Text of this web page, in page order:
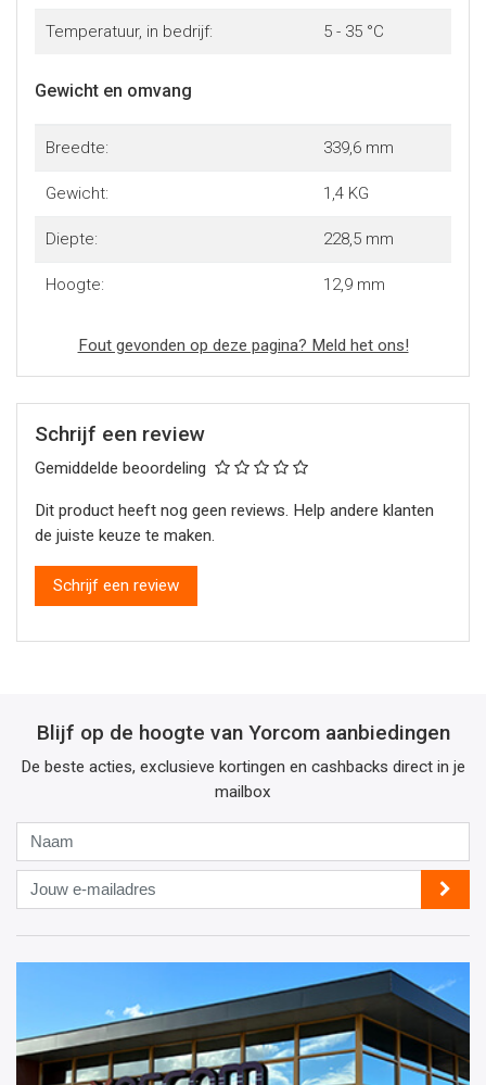
Temperatuur, in bedrijf: 5 - 35 °C
Gewicht en omvang
Breedte: 339,6 mm
Gewicht: 1,4 KG
Diepte: 228,5 mm
Hoogte: 12,9 mm
Fout gevonden op deze pagina? Meld het ons!
Schrijf een review
Gemiddelde beoordeling
Dit product heeft nog geen reviews. Help andere klanten
de juiste keuze te maken.
Schrijf een review
Blijf op de hoogte van Yorcom aanbiedingen
De beste acties, exclusieve kortingen en cashbacks direct in je
mailbox
Jouw
e-
mailadres